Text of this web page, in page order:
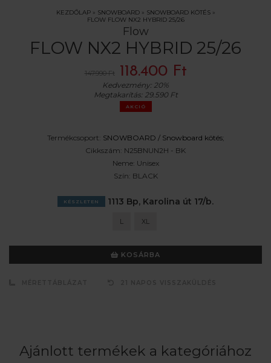
KEZDŐLAP» SNOWBOARD» SNOWBOARD KÖTÉS»
FLOW FLOW NX2 HYBRID 25/26
Flow
FLOW NX2 HYBRID 25/26
147.990 Ft 118.400 Ft
Kedvezmény: 20%
Megtakarítás: 29.590 Ft
AKCIÓ
Termékcsoport: SNOWBOARD / Snowboard kötés;
Cikkszám: N25BNUN2H - BK
Neme: Unisex
Szín: BLACK
KÉSZLETEN 1113 Bp, Karolina út 17/b.
L XL
KOSÁRBA
Ajánlott termékek a kategóriához